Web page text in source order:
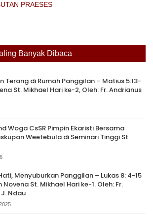
PRAESES
Banyak Dibaca
Terang di Rumah Panggilan – Matius 5:13-
St. Mikhael Hari ke-2, Oleh: Fr. Andrianus
Woga CsSR Pimpin Ekaristi Bersama
Weetebula di Seminari Tinggi St.
Menyuburkan Panggilan – Lukas 8: 4-15
Novena St. Mikhael Hari ke-1. Oleh: Fr.
Ndau